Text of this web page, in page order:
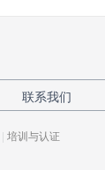
联系我们
| 培训与认证